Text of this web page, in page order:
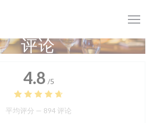
评论
4.8 /5
平均评分 — 894 评论